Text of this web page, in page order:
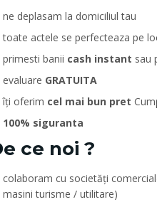
ne deplasam la domiciliul tau
toate actele se perfecteaza pe
primesti banii cash instant sau
evaluare GRATUITA
îți oferim cel mai bun pret
100% siguranta
ce noi ?
colaboram cu societăți
masini turisme / utilitare)